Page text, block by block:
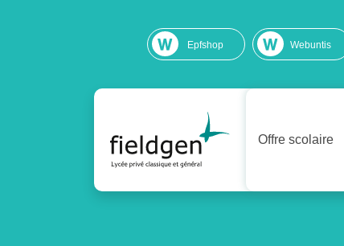
Epfshop Webuntis
Offre scolaire